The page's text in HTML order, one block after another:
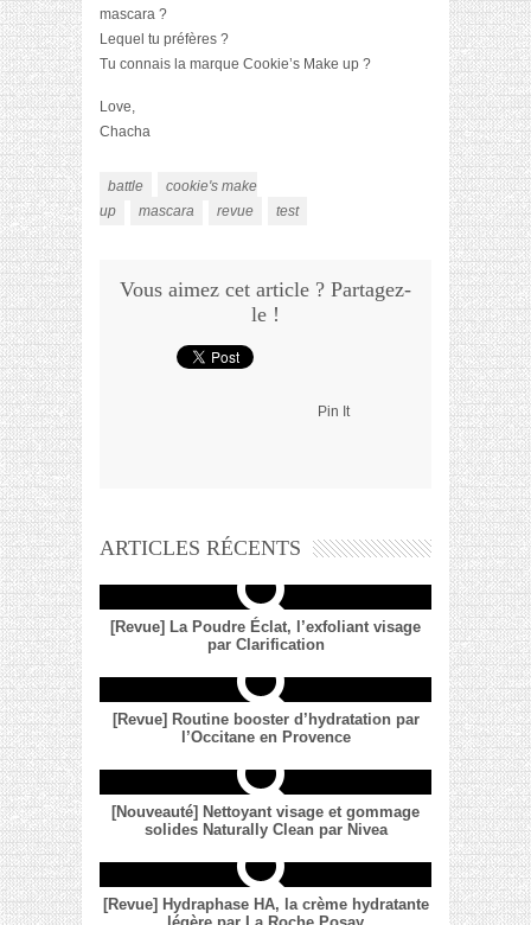
mascara ?
Lequel tu préfères ?
Tu connais la marque Cookie’s Make up ?
Love,
Chacha
battle
cookie's make
up
mascara revue test
Vous aimez cet article ? Partagez-
le !
Pin It
ARTICLES RÉCENTS
[Revue] La Poudre Éclat, l’exfoliant visage
par Clarification
[Revue] Routine booster d’hydratation par
l’Occitane en Provence
[Nouveauté] Nettoyant visage et gommage
solides Naturally Clean par Nivea
[Revue] Hydraphase HA, la crème hydratante